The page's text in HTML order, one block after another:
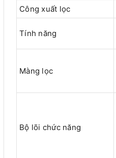
Công xuất lọc
Tính năng
Màng lọc
Bộ lõi chức năng